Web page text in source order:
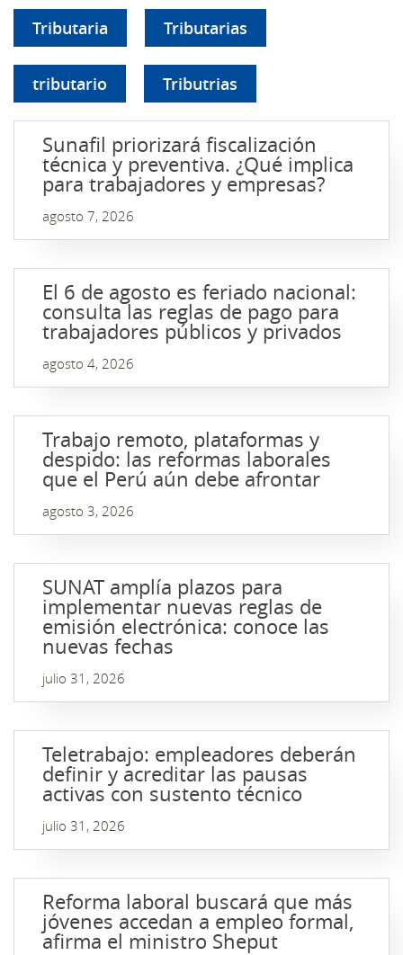
Tributaria Tributarias
tributario Tributrias
Sunafil priorizará fiscalización
técnica y preventiva. ¿Qué implica
para trabajadores y empresas?
agosto 7, 2026
El 6 de agosto es feriado nacional:
consulta las reglas de pago para
trabajadores públicos y privados
agosto 4, 2026
Trabajo remoto, plataformas y
despido: las reformas laborales
que el Perú aún debe afrontar
agosto 3, 2026
SUNAT amplía plazos para
implementar nuevas reglas de
emisión electrónica: conoce las
nuevas fechas
julio 31, 2026
Teletrabajo: empleadores deberán
definir y acreditar las pausas
activas con sustento técnico
julio 31, 2026
Reforma laboral buscará que más
jóvenes accedan a empleo formal,
afirma el ministro Sheput